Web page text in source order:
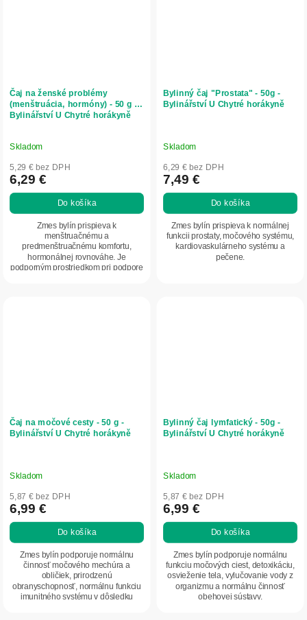
Čaj na ženské problémy
(menštruácia, hormóny) - 50 g -
Bylinářství U Chytré horákyně
Skladom
5,29 € bez DPH
6,29 €
Do košíka
Zmes bylín prispieva k
menštruačnému a
predmenštruačnému komfortu,
hormonálnej rovnováhe. Je
podporným prostriedkom pri podpore
Bylinný čaj "Prostata" - 50g -
Bylinářství U Chytré horákyně
Skladom
6,29 € bez DPH
7,49 €
Do košíka
Zmes bylín prispieva k normálnej
funkcii prostaty, močového systému,
kardiovaskulárneho systému a
pečene.
Čaj na močové cesty - 50 g -
Bylinářství U Chytré horákyně
Skladom
5,87 € bez DPH
6,99 €
Do košíka
Zmes bylín podporuje normálnu
činnosť močového mechúra a
obličiek, prirodzenú
obranyschopnosť, normálnu funkciu
imunitného systému v dôsledku
Bylinný čaj lymfatický - 50g -
Bylinářství U Chytré horákyně
Skladom
5,87 € bez DPH
6,99 €
Do košíka
Zmes bylín podporuje normálnu
funkciu močových ciest, detoxikáciu,
osvieženie tela, vylučovanie vody z
organizmu a normálnu činnosť
obehovej sústavy.